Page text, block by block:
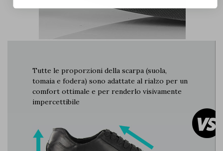
Tutte le proporzioni della scarpa (suola,
tomaia e fodera) sono adattate al rialzo per un
comfort ottimale e per renderlo visivamente
impercettibile